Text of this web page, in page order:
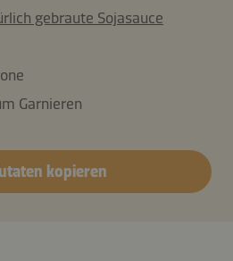
gebraute Sojasauce
Garnieren
kopieren